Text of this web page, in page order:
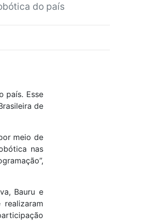
do país
país. Esse
de
meio de
nas
Bauru e